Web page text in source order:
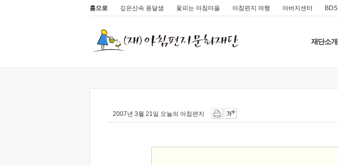
홈으로 깊은산속 옹달샘 꽃피는 아침마을 아침편지 여행 아버지센터 BDS
재단소개
2007년 3월 21일 오늘의 아침편지